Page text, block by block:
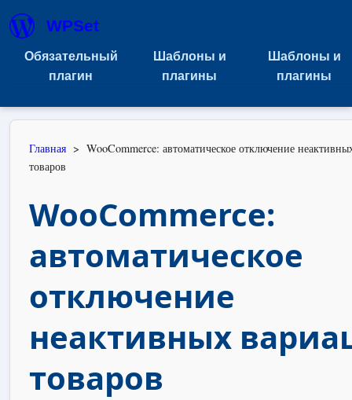
WPSet
Обязательный
плагин
Шаблоны и
плагины
Шаблоны и
плагины
Главная > WooCommerce: автоматическое отключение
товаров
WooCommerce:
автоматическое
отключение
неактивных
товаров